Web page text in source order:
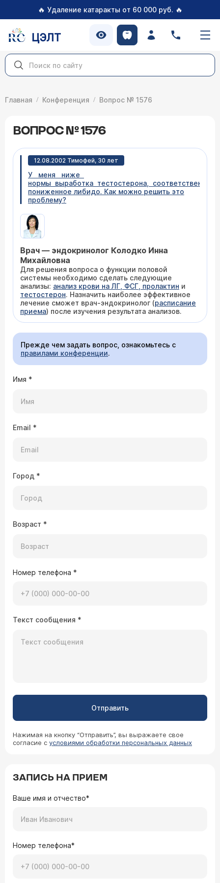
🔥 Удаление катаракты от 60 000 руб. 🔥
ЦЭЛТ
Главная Конференция Вопрос № 1576
ВОПРОС № 1576
12.08.2002 Тимофей, 30 лет
У меня ниже
нормы выработка тестостерона, соответственно,
пониженное либидо. Как можно решить это
проблему?
Врач — эндокринолог Колодко Инна
Михайловна
Для решения вопроса о функции половой
системы необходимо сделать следующие
анализы: анализ крови на ЛГ, ФСГ, пролактин и
тестостерон. Назначить наиболее эффективное
лечение сможет врач-эндокринолог (расписание
приема) после изучения результата анализов.
Прежде чем задать вопрос, ознакомьтесь с
правилами конференции.
Имя *
Email *
Город *
Возраст *
Номер телефона *
Текст сообщения *
Отправить
Нажимая на кнопку “Отправить”, вы выражаете свое
согласие с условиями обработки персональных данных
ЗАПИСЬ НА ПРИЕМ
Ваше имя и отчество*
Номер телефона*